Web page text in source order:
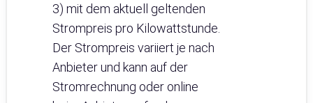
3) mit dem aktuell geltenden
Strompreis pro Kilowattstunde.
Der Strompreis variiert je nach
Anbieter und kann auf der
Stromrechnung oder online